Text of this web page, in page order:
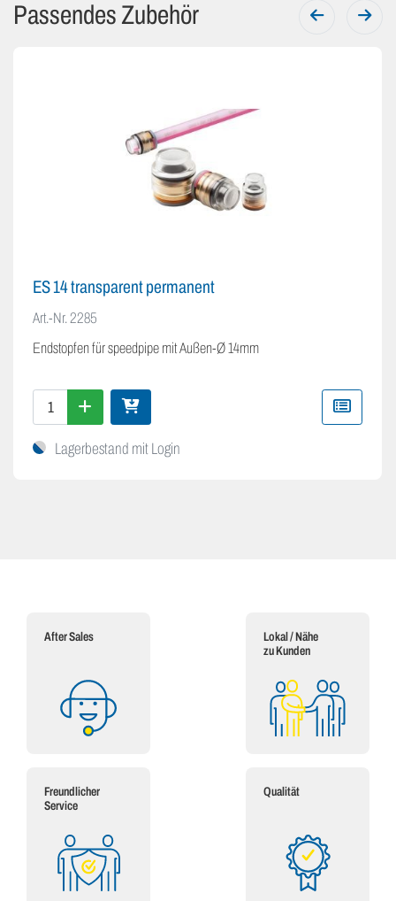
Passendes Zubehör
ES 14 transparent permanent
Art.-Nr.2285
Endstopfen für speedpipe mit Außen-Ø 14mm
Lagerbestand mit Login
After Sales
Lokal / Nähe
zu Kunden
Freundlicher
Service
Qualität